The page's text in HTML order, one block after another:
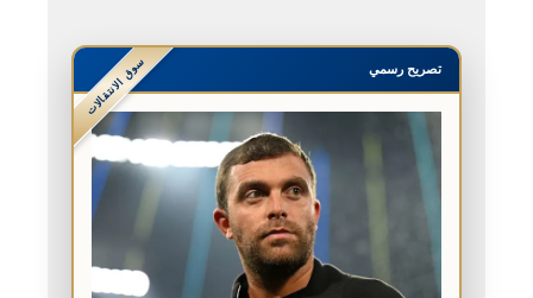
سوق الانتقالات تصريح رسمي